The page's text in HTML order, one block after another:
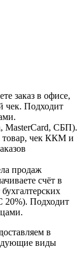
заказ в офисе,
чек. Подходит
MasterCard, СБП).
товар, чек ККМ и
продаж
счёт в
Подходит
в
виды